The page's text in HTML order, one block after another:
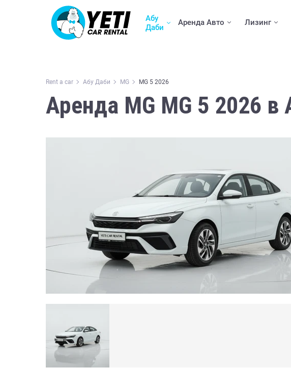
Абу
Даби
Аренда Авто Лизинг
Rent a car Абу Даби MG MG 5 2026
Аренда MG MG 5 2026 в